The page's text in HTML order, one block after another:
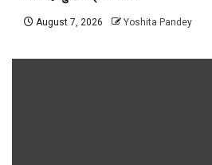
August 7, 2026 Yoshita Pandey